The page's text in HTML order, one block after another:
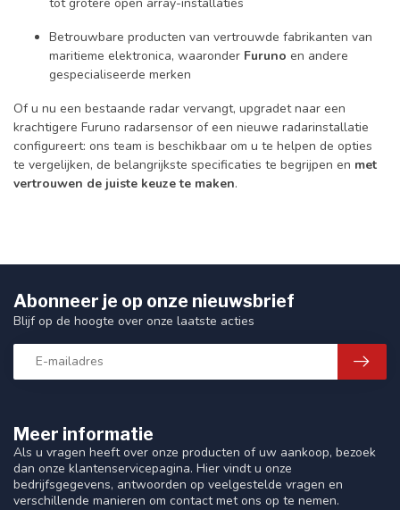
Betrouwbare producten van vertrouwde fabrikanten van
maritieme elektronica, waaronder Furuno en andere
gespecialiseerde merken
Of u nu een bestaande radar vervangt, upgradet naar een
krachtigere Furuno radarsensor of een nieuwe radarinstallatie
configureert: ons team is beschikbaar om u te helpen de opties
te vergelijken, de belangrijkste specificaties te begrijpen en met
vertrouwen de juiste keuze te maken.
Meer informatie
Als u vragen heeft over onze producten of uw aankoop, bezoek
dan onze klantenservicepagina. Hier vindt u onze
bedrijfsgegevens, antwoorden op veelgestelde vragen en
verschillende manieren om contact met ons op te nemen.
Abonneer je op onze nieuwsbrief
Blijf op de hoogte over onze laatste acties